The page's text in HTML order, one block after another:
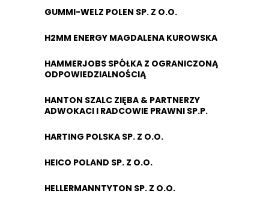
GUMMI-WELZ POLEN SP. Z O.O.
H2MM ENERGY MAGDALENA KUROWSKA
HAMMERJOBS SPÓŁKA Z OGRANICZONĄ
ODPOWIEDZIALNOŚCIĄ
HANTON SZALC ZIĘBA & PARTNERZY
ADWOKACI I RADCOWIE PRAWNI SP.P.
HARTING POLSKA SP. Z O.O.
HEICO POLAND SP. Z O.O.
HELLERMANNTYTON SP. Z O.O.